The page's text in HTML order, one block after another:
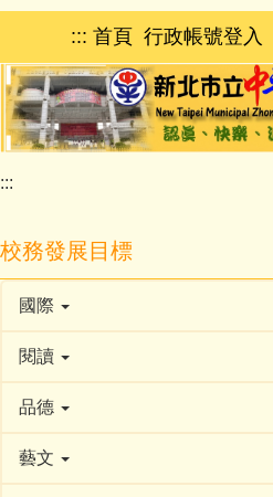
跳
主
要
內
容
區
::: 首頁 行政帳號登入
:::
校務發展目標
國際
閱讀
品德
藝文